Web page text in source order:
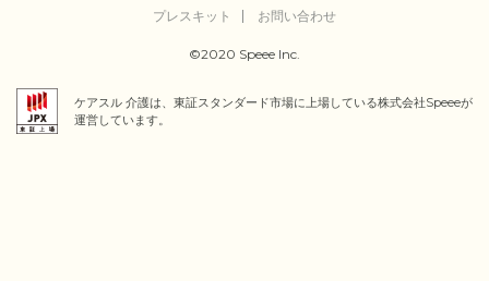
プレスキット
お問い合わせ
©2020 Speee Inc.
ケアスル 介護は、東証スタンダード市場に上場している株式会社Speeeが
運営しています。